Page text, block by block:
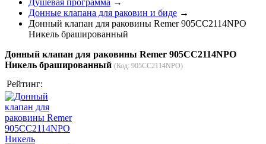
Душевая программа →
Донные клапана для раковин и биде →
Донный клапан для раковины Remer 905CC2114NPO
Никель брашированный
Донный клапан для раковины Remer 905CC2114NPO
Никель брашированный (Код: 905CC2114NPO)
Рейтинг: